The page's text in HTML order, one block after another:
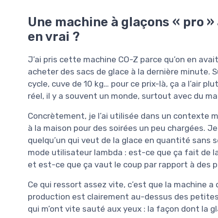
Une machine à glaçons « pro
en vrai ?
J’ai pris cette machine CO-Z parce qu’on en
acheter des sacs de glace à la dernière minute.
cycle, cuve de 10 kg… pour ce prix-là, ça a l’air
réel, il y a souvent un monde, surtout avec du
Concrètement, je l’ai utilisée dans un
à la maison pour des soirées un peu chargées.
quelqu’un qui veut de la glace en quantité sans
mode utilisateur lambda : est-ce que ça fait de
et est-ce que ça vaut le coup par rapport à des
Ce qui ressort assez vite, c’est que la machine
production est clairement au-dessus des
qui m’ont vite sauté aux yeux : la façon dont la